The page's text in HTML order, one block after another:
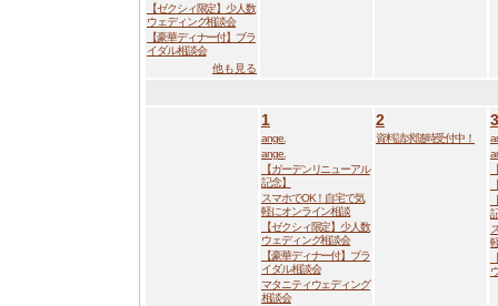
【ゼクシィ限定】少人数
ウェディング相談会
【豪華ディナー付】ブラ
イダル相談会
他も見る
1
ange.
ange.
【ガーデンリニューアル
記念】
スマホでOK！自宅で気
軽にオンライン相談
【ゼクシィ限定】少人数
ウェディング相談会
【豪華ディナー付】ブラ
イダル相談会
マタニティウェディング
相談会
2
資料請求随時受付中！
3